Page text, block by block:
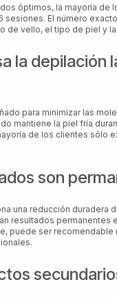
óptimos, la mayoría de
sesiones. El número
de vello, el tipo de piel y la
la depilación
para minimizar las
mantiene la piel fría
de los clientes sólo
son
una reducción duradera
resultados permanentes
puede ser recomendable